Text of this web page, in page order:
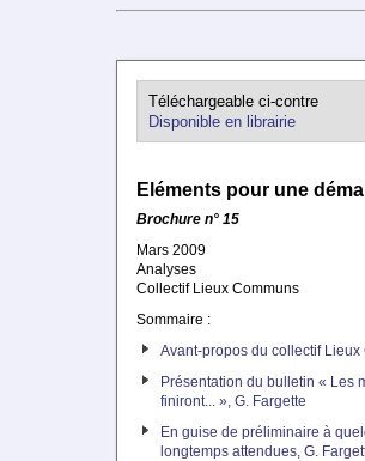
Téléchargeable ci-contre
Disponible en librairie
Eléments pour une
Brochure n° 15
Mars 2009
Analyses
Collectif Lieux Communs
Sommaire :
Avant-propos du collectif Lieux
Présentation du bulletin « Les
finiront... », G. Fargette
En guise de préliminaire à
longtemps attendues, G.